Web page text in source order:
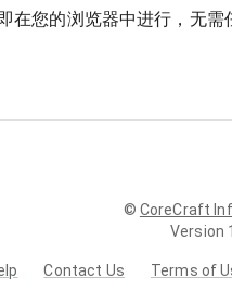
在您的浏览器中进行，无需
© CoreCraft
Version
Contact Us Terms of